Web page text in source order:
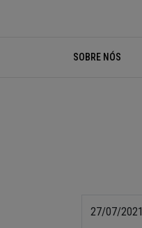
SOBRE NÓS
27/07/